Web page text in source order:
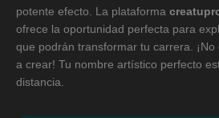
potente efecto. La plataforma
ofrece la oportunidad perfecta para
que podrán transformar tu carrera.
a crear! Tu nombre artístico perfecto
distancia.